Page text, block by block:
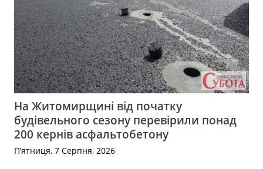
На Житомирщині від початку
будівельного сезону перевірили понад
200 кернів асфальтобетону
П’ятниця, 7 Серпня, 2026